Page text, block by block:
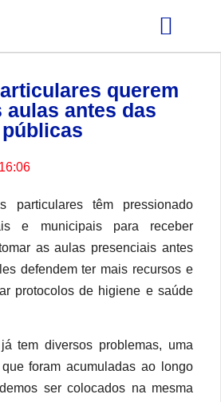
querem
aulas antes das
públicas
16:06
particulares têm pressionado
e municipais para receber
as aulas presenciais antes
defendem ter mais recursos e
protocolos de higiene e saúde
tem diversos problemas, uma
foram acumuladas ao longo
ser colocados na mesma